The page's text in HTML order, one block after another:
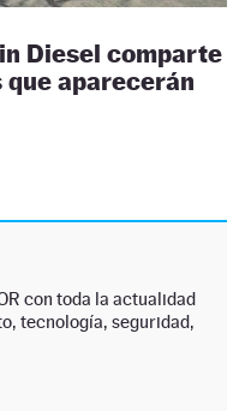
Diesel comparte
que aparecerán
con toda la actualidad
tecnología, seguridad,